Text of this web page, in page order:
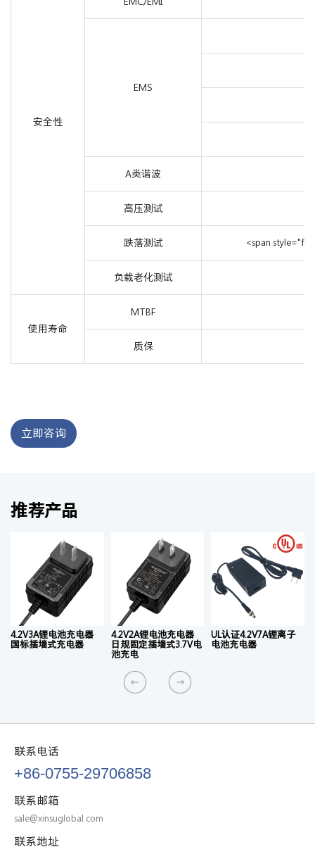
安全性
EMS
A类谐波
高压测试
跌落测试 <span
负载老化测试
使用寿命
MTBF
质保
立即咨询
推荐产品
4.2V3A锂电池充电器
国标插墙式充电器
4.2V2A锂电池充电器
日规固定插墙式3.7V电
池充电
UL认证4.2V7A锂离子
电池充电器
联系电话
+86-0755-29706858
联系邮箱
sale@xinsuglobal.com
联系地址